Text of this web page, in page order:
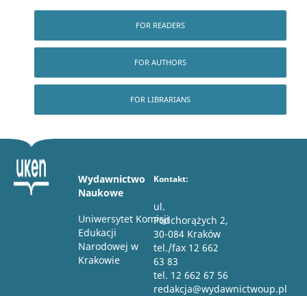
FOR READERS
FOR AUTHORS
FOR LIBRARIANS
Wydawnictwo
Naukowe
Uniwersytet Komisji
Edukacji
Narodowej w
Krakowie
Kontakt:
ul.
Podchorążych 2,
30-084 Kraków
tel./fax 12 662
63 83
tel. 12 662 67 56
redakcja@wydawnictwoup.pl